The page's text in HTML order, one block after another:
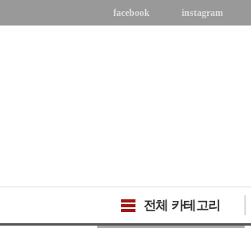
facebook instagram
전체 카테고리